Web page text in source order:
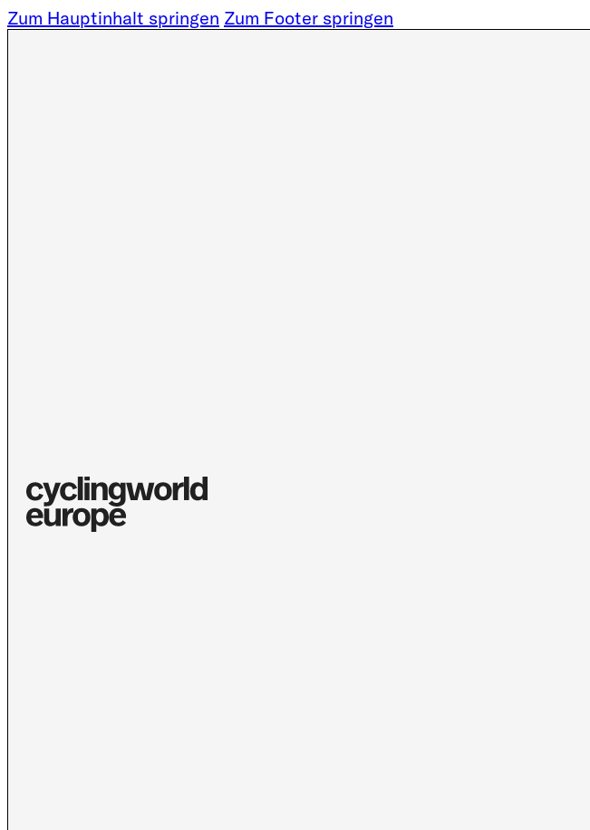
Zum Hauptinhalt springen Zum Footer springen